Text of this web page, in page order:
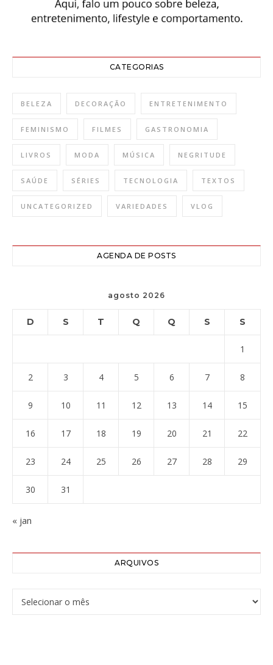
CATEGORIAS
BELEZA DECORAÇÃO ENTRETENIMENTO
FEMINISMO FILMES GASTRONOMIA
LIVROS MODA MÚSICA NEGRITUDE
SAÚDE SÉRIES TECNOLOGIA TEXTOS
UNCATEGORIZED VARIEDADES VLOG
AGENDA DE POSTS
agosto 2026
D S T Q Q S S
1
2 3 4 5 6 7 8
9 10 11 12 13 14 15
16 17 18 19 20 21 22
23 24 25 26 27 28 29
30 31
« jan
ARQUIVOS